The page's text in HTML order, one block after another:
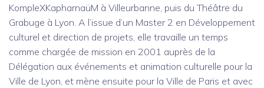
KompleXKapharnaüM à Villeurbanne, puis du Théâtre du
Grabuge à Lyon. A l’issue d’un Master 2 en Développement
culturel et direction de projets, elle travaille un temps
comme chargée de mission en 2001 auprès de la
Délégation aux événements et animation culturelle pour la
Ville de Lyon, et mène ensuite pour la Ville de Paris et avec